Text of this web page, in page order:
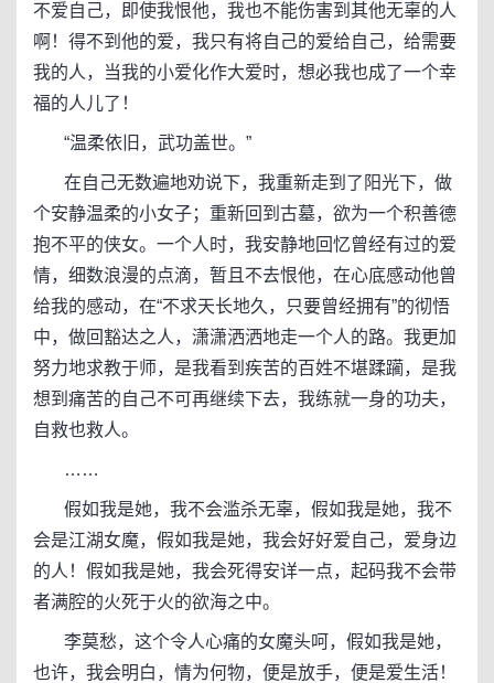
不爱自己，即使我恨他，我也不能伤害到其他无辜的人
啊！得不到他的爱，我只有将自己的爱给自己，给需要
我的人，当我的小爱化作大爱时，想必我也成了一个幸
福的人儿了！
“温柔依旧，武功盖世。”
在自己无数遍地劝说下，我重新走到了阳光下，做
个安静温柔的小女子；重新回到古墓，欲为一个积善德
抱不平的侠女。一个人时，我安静地回忆曾经有过的爱
情，细数浪漫的点滴，暂且不去恨他，在心底感动他曾
给我的感动，在“不求天长地久，只要曾经拥有”的彻悟
中，做回豁达之人，潇潇洒洒地走一个人的路。我更加
努力地求教于师，是我看到疾苦的百姓不堪蹂躏，是我
想到痛苦的自己不可再继续下去，我练就一身的功夫，
自救也救人。
……
假如我是她，我不会滥杀无辜，假如我是她，我不
会是江湖女魔，假如我是她，我会好好爱自己，爱身边
的人！假如我是她，我会死得安详一点，起码我不会带
者满腔的火死于火的欲海之中。
李莫愁，这个令人心痛的女魔头呵，假如我是她，
也许，我会明白，情为何物，便是放手，便是爱生活！